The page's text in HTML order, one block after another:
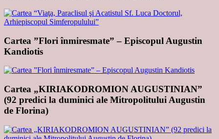
Cartea ”Flori înmiresmate” – Episcopul Augustin
Kandiotis
Cartea „KIRIAKODROMION AUGUSTINIAN”
(92 predici la duminici ale Mitropolitului Augustin
de Florina)